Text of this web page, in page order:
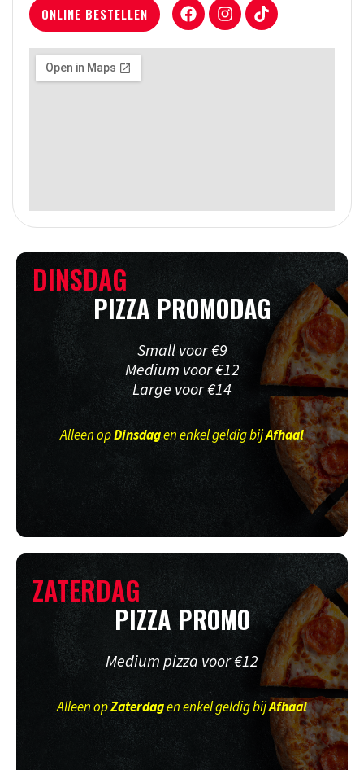
ONLINE BESTELLEN
DINSDAG
PIZZA PROMODAG
Small voor €9
Medium voor €12
Large voor €14
Alleen opDinsdagen enkel geldig bijAfhaal
ZATERDAG
PIZZA PROMO
Medium pizza voor €12
Alleen opZaterdagen enkel geldig bijAfhaal